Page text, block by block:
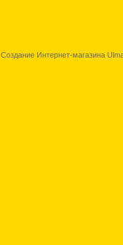
Создание Интернет-магазина